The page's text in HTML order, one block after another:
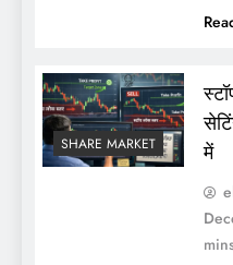
SHARE MARKET
में